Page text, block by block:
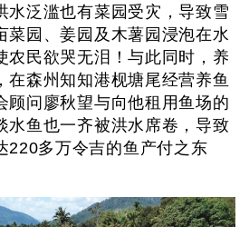
水泛滥也有菜园受灾，导致雪
菜园、姜园及木薯园浸泡在水
农民欲哭无泪！与此同时，养
在森州知知港枧塘尾经营养鱼
顾问廖秋望与向他租用鱼场的
水鱼也一齐被洪水席卷，导致
220多万令吉的鱼产付之东